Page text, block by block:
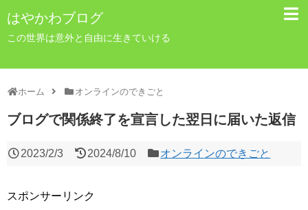
はやかわブログ
この世界は意外と自由に生きていける
ホーム オンラインのできごと
ブログで関係終了を宣言した翌日に届いた返信
2023/2/3 2024/8/10 オンラインのできごと
スポンサーリンク